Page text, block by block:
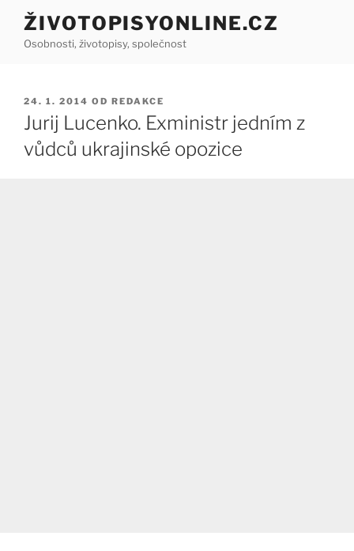
Přejít
obsahu
ŽIVOTOPISYONLINE.CZ
Osobnosti, životopisy, společnost
PUBLIKOVÁNO
24. 1. 2014 OD REDAKCE
Jurij Lucenko. Exministr jedním z
vůdců ukrajinské opozice